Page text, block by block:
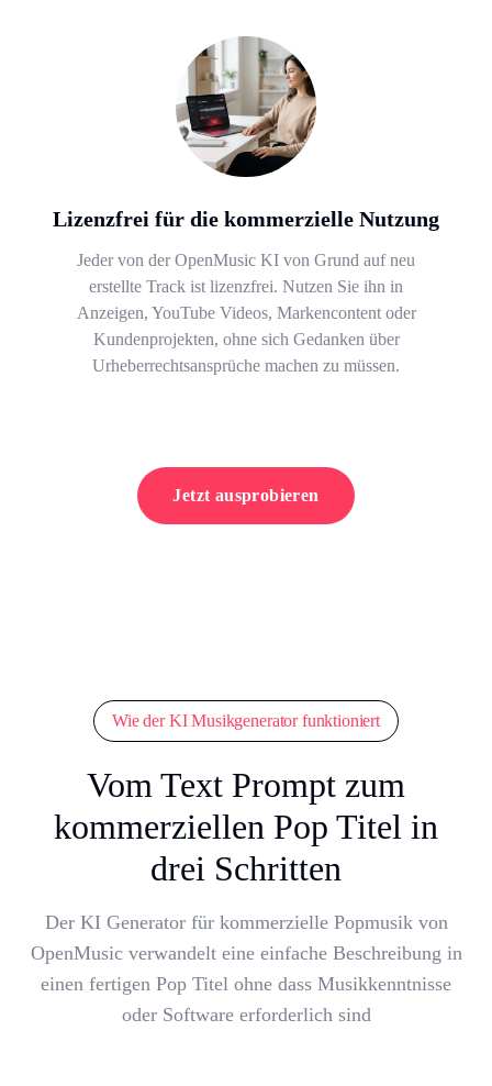
Lizenzfrei für die kommerzielle Nutzung
Jeder von der OpenMusic KI von Grund auf neu
erstellte Track ist lizenzfrei. Nutzen Sie ihn in
Anzeigen, YouTube Videos, Markencontent oder
Kundenprojekten, ohne sich Gedanken über
Urheberrechtsansprüche machen zu müssen.
Jetzt ausprobieren
Wie der KI Musikgenerator funktioniert
Vom Text Prompt zum
kommerziellen Pop Titel in
drei Schritten
Der KI Generator für kommerzielle Popmusik von
OpenMusic verwandelt eine einfache Beschreibung in
einen fertigen Pop Titel ohne dass Musikkenntnisse
oder Software erforderlich sind